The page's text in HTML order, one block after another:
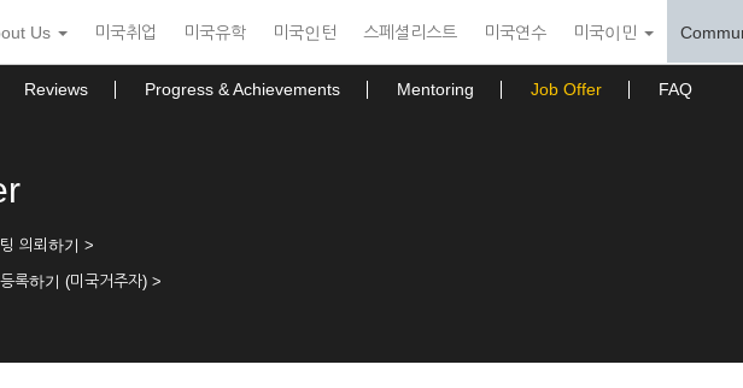
Us 미국취업 미국유학 미국인턴 스페셜리스트 미국연수 미국이민
Reviews Progress & Achievements Mentoring Job Offer FAQ
의뢰하기 >
록하기 (미국거주자) >